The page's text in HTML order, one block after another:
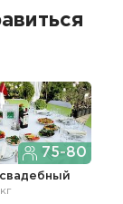
75-80